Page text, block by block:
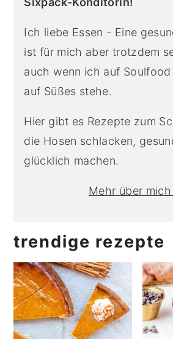
Ich liebe Essen - Eine
ist für mich aber trotzdem
auch wenn ich auf
auf Süßes stehe.
Hier gibt es Rezepte zum
die Hosen schlacken,
glücklich machen.
Mehr über
trendige rezepte